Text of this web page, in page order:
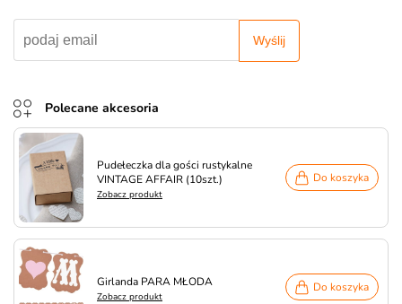
Wyślij
Polecane akcesoria
Pudełeczka dla gości rustykalne
VINTAGE AFFAIR (10szt.)
Zobacz produkt
Do koszyka
Girlanda PARA MŁODA
Zobacz produkt
Do koszyka